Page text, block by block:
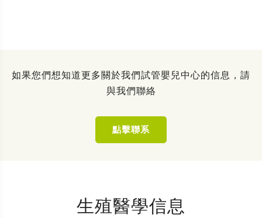
如果您們想知道更多關於我們試管嬰兒中心的信息，請
與我們聯絡
點擊聯系
生殖醫學信息